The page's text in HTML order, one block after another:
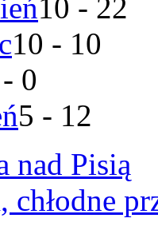
10 - 22
10 - 10
0
5 - 12
nad Pisią